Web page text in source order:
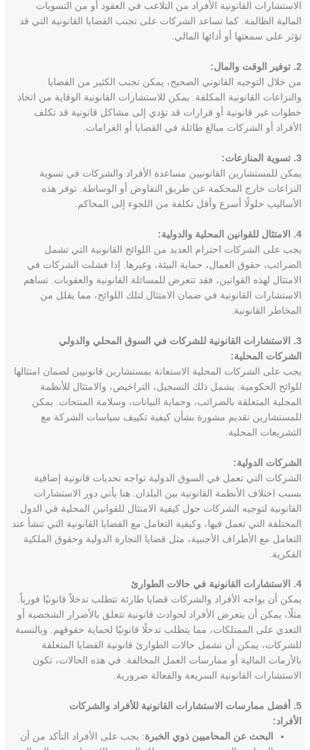
الاستشارات القانونية الأفراد من التلاعب في العقود أو من التسويات
المالية الظالمة. كما تساعد الشركات على تجنب القضايا القانونية التي قد
تؤثر على سمعتها أو أدائها المالي.
2. توفير الوقت والمال:
من خلال التوجيه القانوني الصحيح، يمكن تجنب الكثير من القضايا
والنزاعات القانونية المكلفة. يمكن للاستشارات القانونية الوقاية من اتخاذ
خطوات غير قانونية أو قرارات قد تؤدي إلى مشاكل قانونية قد تكلف
الأفراد أو الشركات مبالغ طائلة في القضايا أو الغرامات.
3. تسوية المنازعات:
يمكن للمستشارين القانونيين مساعدة الأفراد والشركات في تسوية
النزاعات خارج المحكمة عن طريق التفاوض أو الوساطة. توفر هذه
الأساليب حلولًا أسرع وأقل تكلفة من اللجوء إلى المحاكم.
4. الامتثال للقوانين المحلية والدولية:
يجب على الشركات احترام العديد من اللوائح القانونية التي تشمل
الضرائب، حقوق العمال، حماية البيئة، وغيرها. إذا فشلت الشركات في
الامتثال لهذه القوانين، فقد تتعرض للمسائلة القانونية والعقوبات. تساهم
الاستشارات القانونية في ضمان الامتثال لتلك اللوائح، مما يقلل من
المخاطر القانونية.
3. الاستشارات القانونية للشركات في السوق المحلي والدولي
الشركات المحلية:
يجب على الشركات المحلية الاستعانة بمستشارين قانونيين لضمان امتثالها
للوائح الحكومية. يشمل ذلك التسجيل، التراخيص، والامتثال للأنظمة
المحلية المتعلقة بالضرائب، وحماية البيانات، وسلامة المنتجات. يمكن
للمستشارين تقديم مشورة بشأن كيفية تكييف سياسات الشركة مع
التشريعات المحلية.
الشركات الدولية:
الشركات التي تعمل في السوق الدولية تواجه تحديات قانونية إضافية
بسبب اختلاف الأنظمة القانونية بين البلدان. هنا يأتي دور الاستشارات
القانونية لتوجيه الشركات حول كيفية الامتثال للقوانين المحلية في الدول
المختلفة التي تعمل فيها، وكيفية التعامل مع القضايا القانونية التي تنشأ عند
التعامل مع الأطراف الأجنبية، مثل قضايا التجارة الدولية وحقوق الملكية
الفكرية.
4. الاستشارات القانونية في حالات الطوارئ
يمكن أن يواجه الأفراد والشركات قضايا طارئة تتطلب تدخلاً قانونيًا فورياً.
مثلًا، يمكن أن يتعرض الأفراد لحوادث قانونية تتعلق بالأضرار الشخصية أو
التعدي على الممتلكات، مما يتطلب تدخلًا قانونيًا لحماية حقوقهم. وبالنسبة
للشركات، يمكن أن تشمل حالات الطوارئ قانونية القضايا المتعلقة
بالأزمات المالية أو ممارسات العمل المخالفة. في هذه الحالات، تكون
الاستشارات القانونية السريعة والفعالة ضرورية.
5. أفضل ممارسات الاستشارات القانونية للأفراد والشركات
الأفراد:
البحث عن المحاميين ذوي الخبرة: يجب على الأفراد التأكد من أن